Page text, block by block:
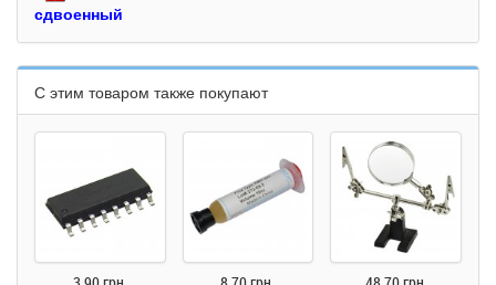
сдвоенный
С этим товаром также покупают